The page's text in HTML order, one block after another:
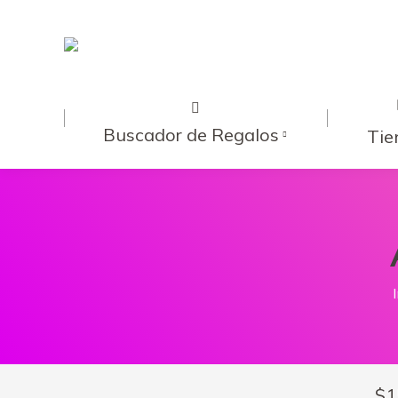
Buscador de Regalos